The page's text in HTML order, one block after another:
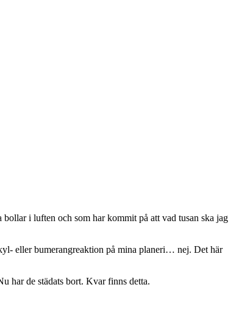
i luften och som har kommit på att vad tusan ska jag
eller bumerangreaktion på mina planeri… nej. Det här
har de städats bort. Kvar finns detta.